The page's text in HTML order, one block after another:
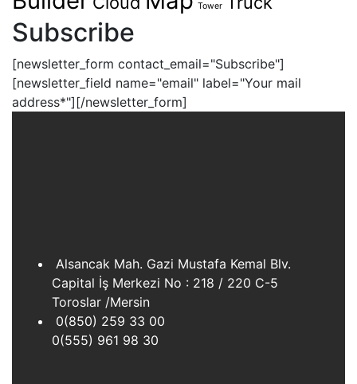
Tower
Subscribe
[newsletter_form contact_email="Subscribe"]
[newsletter_field name="email" label="Your mail
address*"][/newsletter_form]
Alsancak Mah. Gazi Mustafa Kemal Blv.
Capital İş Merkezi No : 218 / 220 C-5
Toroslar /Mersin
0(850) 259 33 00
0(555) 961 98 30